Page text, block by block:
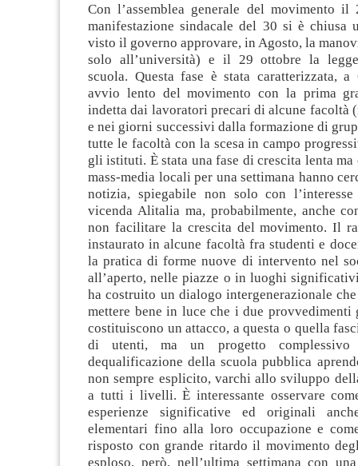
Con l’assemblea generale del movimento
manifestazione sindacale del 30 si è chiusa
visto il governo approvare, in Agosto, la
solo all’università) e il 29 ottobre la
scuola. Questa fase è stata caratterizzata,a
avvio lento del movimento con la prima
indetta dai lavoratori precari di alcune facoltà
e nei giorni successivi dalla formazione di
tutte le facoltà con la scesa in campo
gli istituti. È stata una fase di crescita lenta
mass-media locali per una settimana hanno
notizia, spiegabile non solo con
vicenda Alitalia ma, probabilmente, anche
non facilitare la crescita del movimento. Il
instaurato in alcune facoltà fra studenti e
la pratica di forme nuove di intervento nel
all’aperto, nelle piazze o in luoghi
ha costruito un dialogo intergenerazionale
mettere bene in luce che i due provvedimenti
costituiscono un attacco, a questa o quella
di utenti, ma un progetto complessivo
dequalificazione della scuola pubblica
non sempre esplicito, varchi allo sviluppo
a tutti i livelli. È interessante osservare
esperienze significative ed originali
elementari fino alla loro occupazione e
risposto con grande ritardo il movimento
esploso, però, nell’ultima settimana con